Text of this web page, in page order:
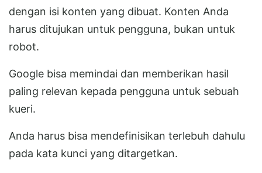
dengan isi konten yang dibuat. Konten Anda
harus ditujukan untuk pengguna, bukan untuk
robot.
Google bisa memindai dan memberikan hasil
paling relevan kepada pengguna untuk sebuah
kueri.
Anda harus bisa mendefinisikan terlebuh dahulu
pada kata kunci yang ditargetkan.